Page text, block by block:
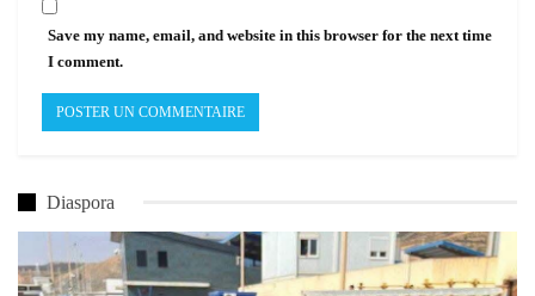
Save my name, email, and website in this browser for the next time
I comment.
Diaspora